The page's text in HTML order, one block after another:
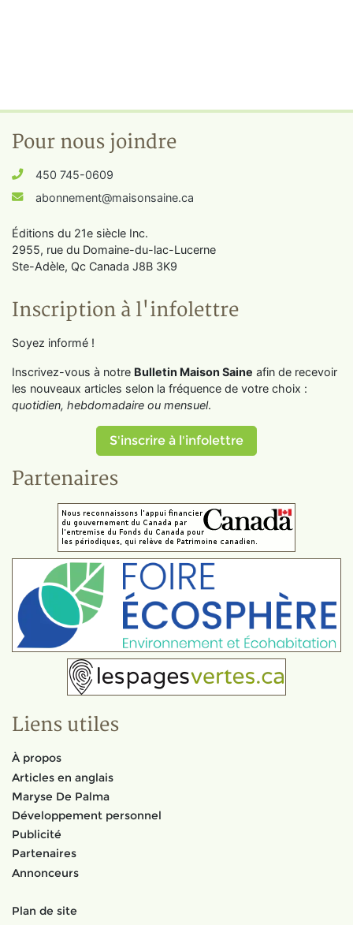
Pour nous joindre
450 745-0609
abonnement@maisonsaine.ca
Éditions du 21e siècle Inc.
2955, rue du Domaine-du-lac-Lucerne
Ste-Adèle, Qc Canada J8B 3K9
Inscription à l'infolettre
Soyez informé !
Inscrivez-vous à notre Bulletin Maison Saine afin de recevoir
les nouveaux articles selon la fréquence de votre choix :
quotidien, hebdomadaire ou mensuel.
S'inscrire à l'infolettre
Partenaires
Liens utiles
À propos
Articles en anglais
Maryse De Palma
Développement personnel
Publicité
Partenaires
Annonceurs
Plan de site